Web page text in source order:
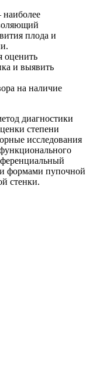
наиболее
плода и
оценить
и выявить
на наличие
диагностики
степени
исследования
формами пупочной
стенки.